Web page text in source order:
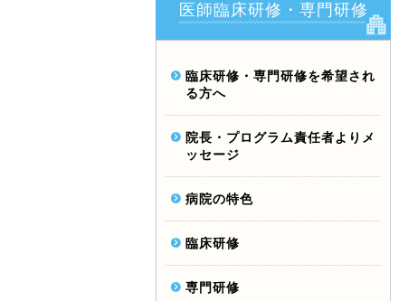
医師臨床研修・専門研修
臨床研修・専門研修を希望され
る方へ
院長・プログラム責任者よりメ
ッセージ
病院の特色
臨床研修
専門研修